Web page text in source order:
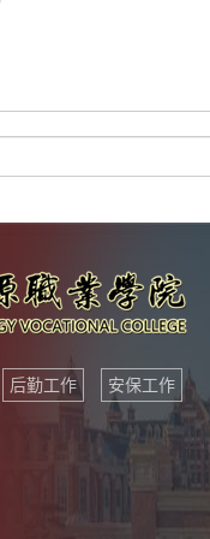
后勤工作 安保工作